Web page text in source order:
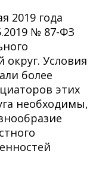
2019 года
№ 87-ФЗ
Условия
более
этих
необходимы,